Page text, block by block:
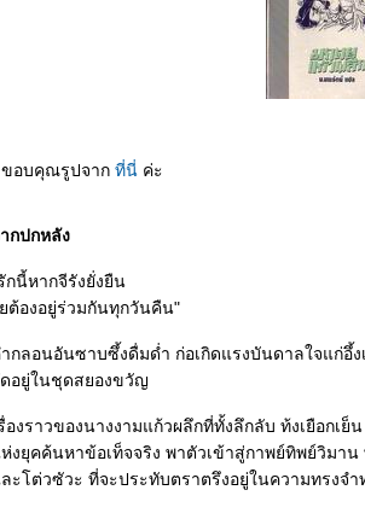
ขอบคุณรูปจาก ที่นี่ ค่ะ
กปกหลัง
กนี้หากจีรังยั่งยืน
ต้องอยู่ร่วมกันทุกวันคืน"
กลอนอันซาบซึ้งดื่มด่ำ ก่อเกิดแรงบันดาลใจแก่อึ้
อยู่ในชุดสยองขวัญ
องราวของนางงามแก้วผลึกที่ทั้งลึกลับ ท้งเยือกเ
ยุคค้นหาข้อเท็จจริง พาตัวเข้าสู่กาพย์ทิพย์วิมา
โต่วซัวะ ที่จะประทับตราตรึงอยู่ในความทรงจ